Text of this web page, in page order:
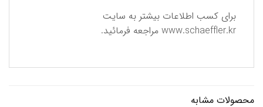
برای كسب اطلاعات بیشتر به سایت
www.schaeffler.kr مراجعه فرمائید.
محصولات مشابه